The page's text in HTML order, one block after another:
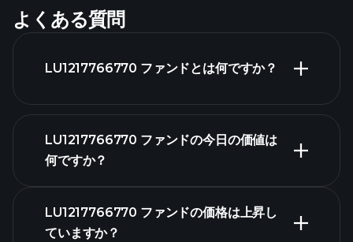
よくある質問
LU1217766770 ファンドとは何ですか？
LU1217766770 ファンドの今日の価値は
何ですか？
LU1217766770 ファンドの価格は上昇し
ていますか？